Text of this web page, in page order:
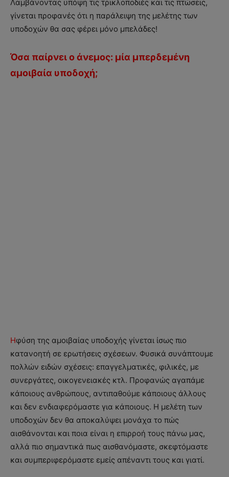
Λαμβάνοντας υπόψη τις τρικλοποδιές και τις πτώσεις,
γίνεται προφανές ότι η παράλειψη της μελέτης των
υποδοχών θα σας φέρει μόνο μπελάδες!
Όσα παίρνει ο άνεμος: μία μπερδεμένη
αμοιβαία υποδοχή;
Ηφύση της αμοιβαίας υποδοχής γίνεται ίσως πιο
κατανοητή σε ερωτήσεις σχέσεων. Φυσικά συνάπτουμε
πολλών ειδών σχέσεις: επαγγελματικές, φιλικές, με
συνεργάτες, οικογενειακές κτλ. Προφανώς αγαπάμε
κάποιους ανθρώπους, αντιπαθούμε κάποιους άλλους
και δεν ενδιαφερόμαστε για κάποιους. Η μελέτη των
υποδοχών δεν θα αποκαλύψει μονάχα το πώς
αισθάνονται και ποια είναι η επιρροή τους πάνω μας,
αλλά πιο σημαντικά πως αισθανόμαστε, σκεφτόμαστε
και συμπεριφερόμαστε εμείς απέναντι τους και γιατί.